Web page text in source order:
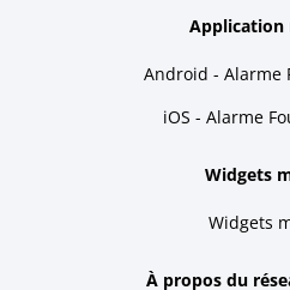
Application
Android - Alarme
iOS - Alarme
Widgets
Widgets
À propos du